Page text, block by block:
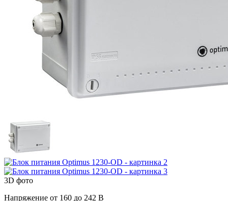
3D фото
Напряжение от 160 до 242 В